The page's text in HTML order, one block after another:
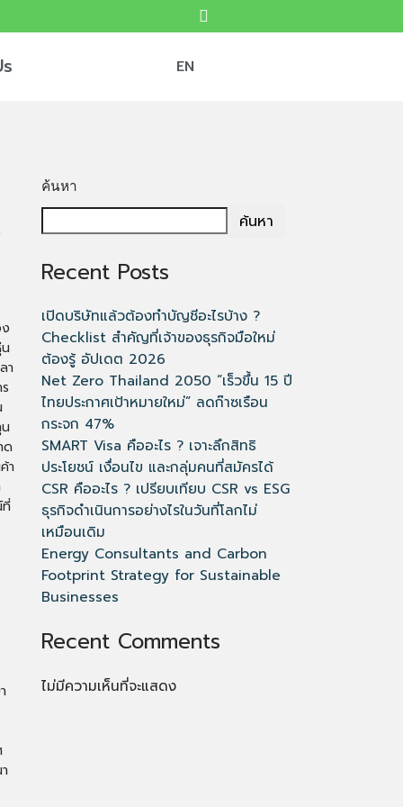
EN
า
ด
า
ที่
ค้นหา
ค้นหา
Recent Posts
เปิดบริษัทแล้วต้องทำบัญชีอะไรบ้าง ?
Checklist สำคัญที่เจ้าของธุรกิจมือใหม่
ต้องรู้ อัปเดต 2026
Net Zero Thailand 2050 “เร็วขึ้น 15 ปี
ไทยประกาศเป้าหมายใหม่” ลดก๊าซเรือน
กระจก 47%
SMART Visa คืออะไร ? เจาะลึกสิทธิ
ประโยชน์ เงื่อนไข และกลุ่มคนที่สมัครได้
CSR คืออะไร ? เปรียบเทียบ CSR vs ESG
ธุรกิจดำเนินการอย่างไรในวันที่โลกไม่
เหมือนเดิม
Energy Consultants and Carbon
Footprint Strategy for Sustainable
Businesses
Recent Comments
ไม่มีความเห็นที่จะแสดง